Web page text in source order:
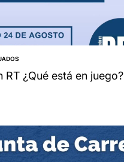
RT ¿Qué está en juego?